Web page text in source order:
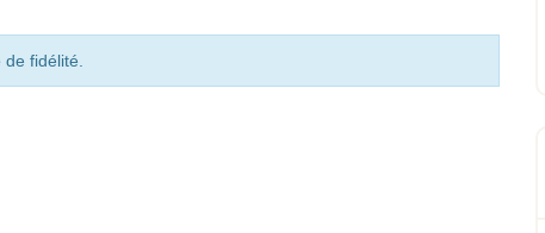
fidélité.